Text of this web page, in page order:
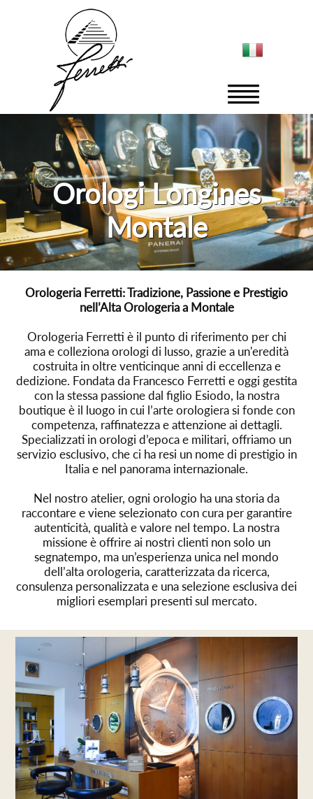
Orologi Longines
Montale
Orologeria Ferretti: Tradizione, Passione e Prestigio
nell’Alta Orologeria a Montale
Orologeria Ferretti è il punto di riferimento per chi
ama e colleziona orologi di lusso, grazie a un'eredità
costruita in oltre venticinque anni di eccellenza e
dedizione. Fondata da Francesco Ferretti e oggi gestita
con la stessa passione dal figlio Esiodo, la nostra
boutique è il luogo in cui l’arte orologiera si fonde con
competenza, raffinatezza e attenzione ai dettagli.
Specializzati in orologi d’epoca e militari, offriamo un
servizio esclusivo, che ci ha resi un nome di prestigio in
Italia e nel panorama internazionale.
Nel nostro atelier, ogni orologio ha una storia da
raccontare e viene selezionato con cura per garantire
autenticità, qualità e valore nel tempo. La nostra
missione è offrire ai nostri clienti non solo un
segnatempo, ma un’esperienza unica nel mondo
dell’alta orologeria, caratterizzata da ricerca,
consulenza personalizzata e una selezione esclusiva dei
migliori esemplari presenti sul mercato.